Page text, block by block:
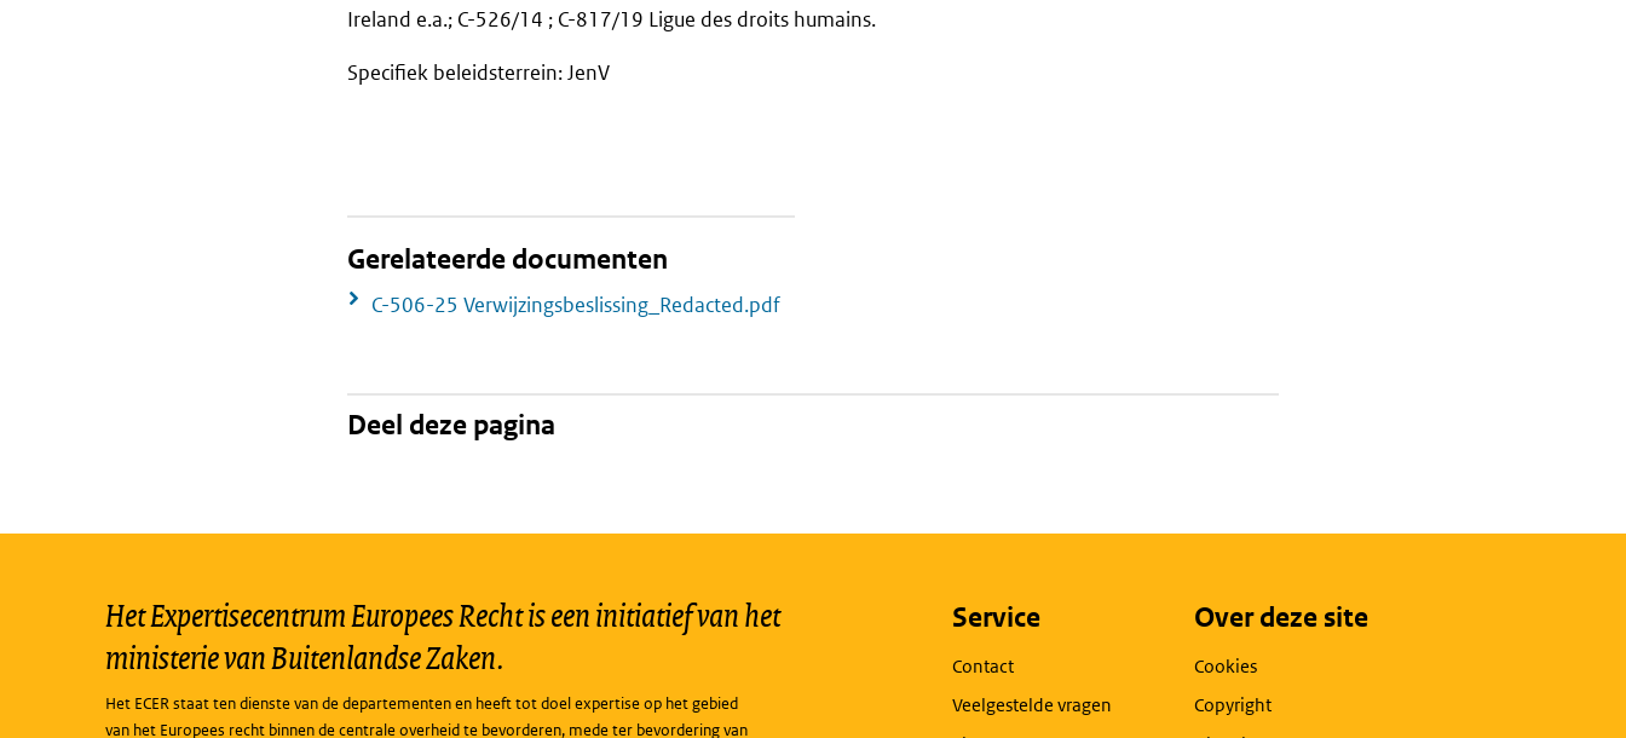
Ireland e.a.; C-526/14 ; C-817/19 Ligue des droits humains.
Specifiek beleidsterrein: JenV
Gerelateerde documenten
C-506-25 Verwijzingsbeslissing_Redacted.pdf
Deel deze pagina
Het Expertisecentrum Europees Recht is een initiatief van het
ministerie van Buitenlandse Zaken.
Het ECER staat ten dienste van de departementen en heeft tot doel expertise op het gebied
van het Europees recht binnen de centrale overheid te bevorderen, mede ter bevordering van
Service
Contact
Veelgestelde vragen
Over deze site
Cookies
Copyright